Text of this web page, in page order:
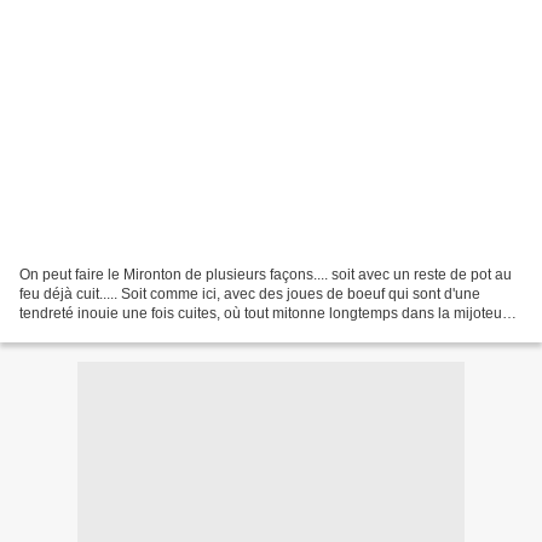
On peut faire le Mironton de plusieurs façons.... soit avec un reste de pot au
feu déjà cuit..... Soit comme ici, avec des joues de boeuf qui sont d'une
tendreté inouie une fois cuites, où tout mitonne longtemps dans la mijoteuse,